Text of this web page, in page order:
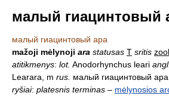
малый гиацинтовый
малый гиацинтовый ара
mažoji mėlynoji ara statusas T sritis
atitikmenys: lot. Anodorhynchus leari angl.
Learara, m rus. малый гиацинтовый
ryšiai: platesnis terminas – mėlynosios